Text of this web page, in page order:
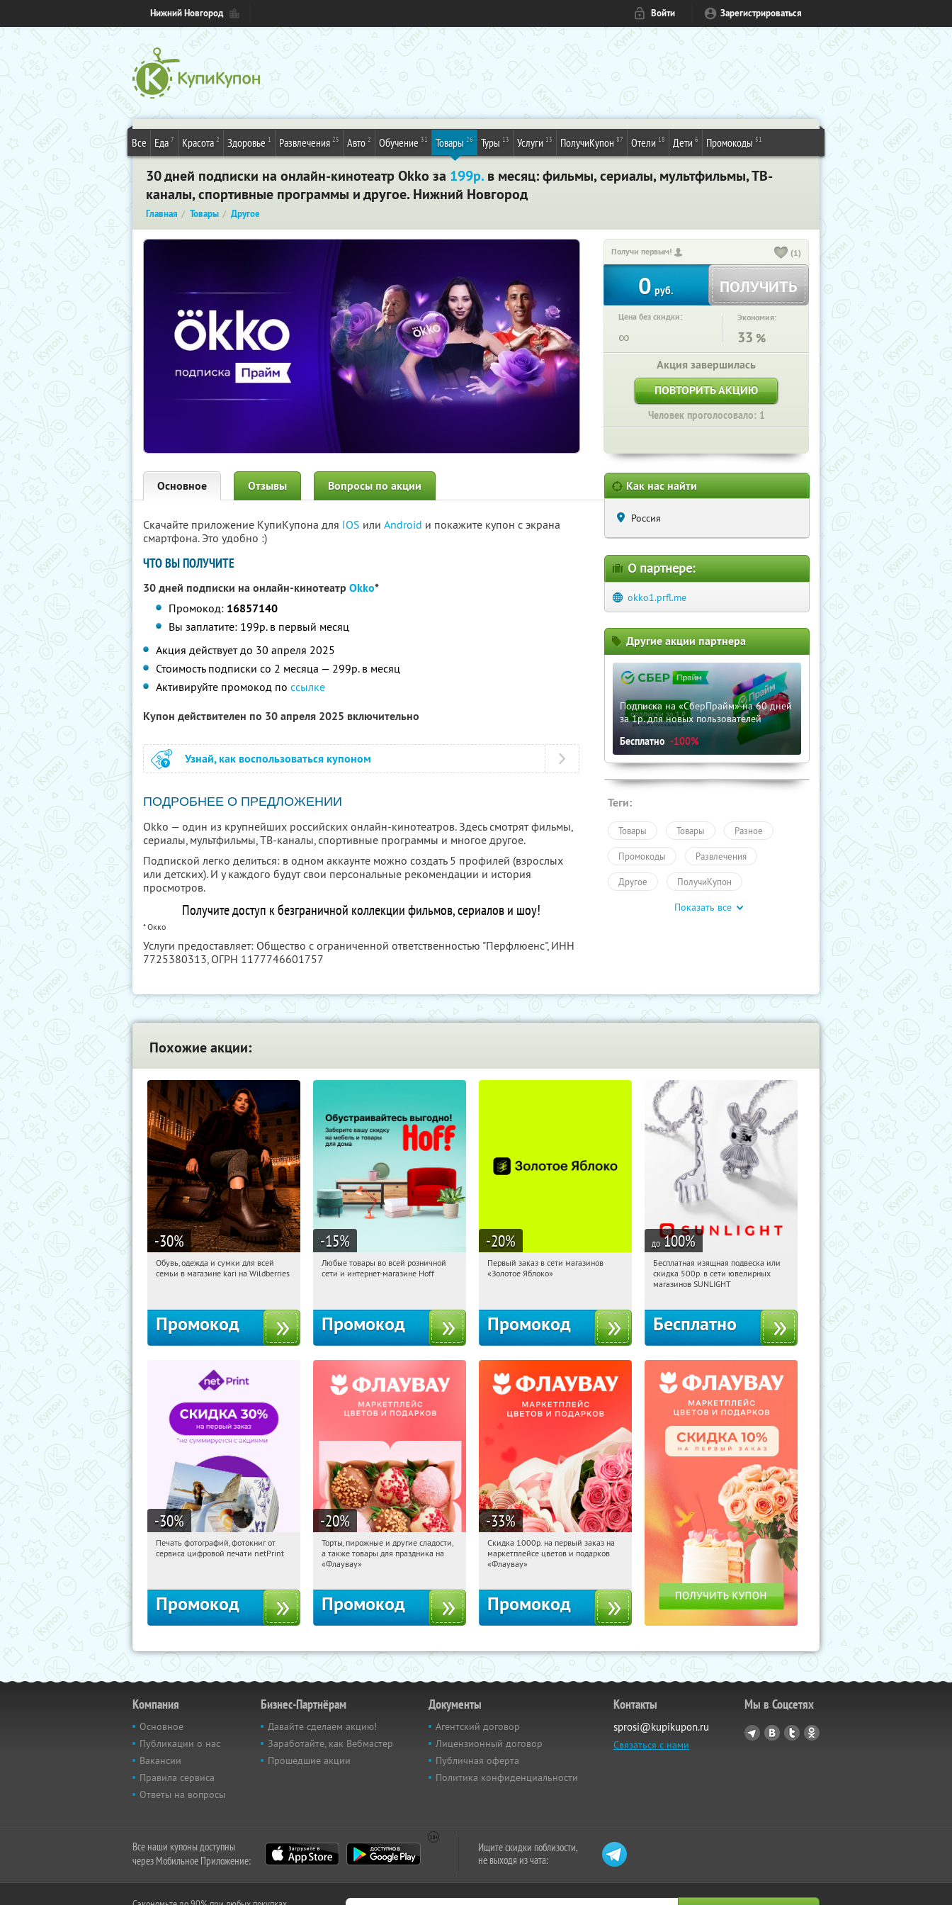
Нижний Новгород Войти Зарегистрироваться
Все Еда 7 Красота 2 Здоровье 1 Развлечения 25 Авто 2 Обучение 31 Товары 26 Туры 13 Услуги 13 ПолучиКупон 87 Отели 18 Дети 6 Промокоды 51
30 дней подписки на онлайн-кинотеатр Okko за 199р. в месяц: фильмы, сериалы, мультфильмы, ТВ-
каналы, спортивные программы и другое. Нижний Новгород
Главная Товары Другое
Получи первым! (1)
0 руб. ПОЛУЧИТЬ
Цена без скидки:
∞
Экономия:
33 %
Акция завершилась
ПОВТОРИТЬ АКЦИЮ
Человек проголосовало: 1
Основное Отзывы Вопросы по акции
Скачайте приложение КупиКупона для IOS или Android и покажите купон с экрана
смартфона. Это удобно :)
ЧТО ВЫ ПОЛУЧИТЕ
30 дней подписки на онлайн-кинотеатр Okko*
Промокод: 16857140
Вы заплатите: 199р. в первый месяц
Акция действует до 30 апреля 2025
Стоимость подписки со 2 месяца — 299р. в месяц
Активируйте промокод по ссылке
Купон действителен по 30 апреля 2025 включительно
Узнай, как воспользоваться купоном
ПОДРОБНЕЕ О ПРЕДЛОЖЕНИИ
Okko — один из крупнейших российских онлайн-кинотеатров. Здесь смотрят фильмы,
сериалы, мультфильмы, ТВ-каналы, спортивные программы и многое другое.
Подпиской легко делиться: в одном аккаунте можно создать 5 профилей (взрослых
или детских). И у каждого будут свои персональные рекомендации и история
просмотров.
Получите доступ к безграничной коллекции фильмов, сериалов и шоу!
* Окко
Услуги предоставляет: Общество с ограниченной ответственностью "Перфлюенс", ИНН
7725380313, ОГРН 1177746601757
Как нас найти
Россия
О партнере:
okko1.prfl.me
Другие акции партнера
Подписка на «СберПрайм» на 60 дней
за 1р. для новых пользователей
Бесплатно -100%
Теги:
Товары Товары Разное
Промокоды Развлечения
Другое ПолучиКупон
Показать все
Похожие акции:
-30%
03:50:45 Получили:
Обувь, одежда и сумки для всей
семьи в магазине kari на Wildberries
Промокод
-15%
03:50:45 Получили:
Любые товары во всей розничной
сети и интернет-магазине Hoff
Промокод
-20%
03:50:45
Получи первым!
Первый заказ в сети магазинов
«Золотое Яблоко»
Промокод
до 100%
03:50:45 Получили:
Россия
Бесплатная изящная подвеска или
скидка 500р. в сети ювелирных
магазинов SUNLIGHT
Бесплатно
-30%
03:50:45 Получили:
Печать фотографий, фотокниг от
сервиса цифровой печати netPrint
Промокод
-20%
03:50:45 Получили:
Россия
Торты, пирожные и другие сладости,
а также товары для праздника на
«Флаувау»
Промокод
-33%
03:50:45 Получили:
Россия
Скидка 1000р. на первый заказ на
маркетплейсе цветов и подарков
«Флаувау»
Промокод
Компания
Основное
Публикации о нас
Вакансии
Правила сервиса
Ответы на вопросы
Бизнес-Партнёрам
Давайте сделаем акцию!
Заработайте, как Вебмастер
Прошедшие акции
Документы
Агентский договор
Лицензионный договор
Публичная оферта
Политика конфиденциальности
Контакты
sprosi@kupikupon.ru
Связаться с нами
Мы в Соцсетях
Все наши купоны доступны
через Мобильное Приложение:
Ищите скидки поблизости,
не выходя из чата: